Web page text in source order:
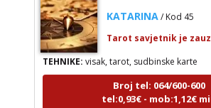
TEHNIKE:visak, tarot, sudbinske karte
Broj tel: 064/600-600
tel:0,93€ - mob:1,12€ min